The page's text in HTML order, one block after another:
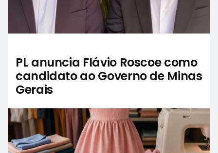
PL anuncia Flávio Roscoe como
candidato ao Governo de Minas
Gerais